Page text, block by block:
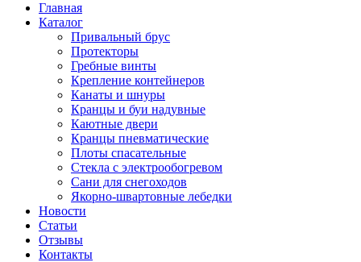
Главная
Каталог
Привальный брус
Протекторы
Гребные винты
Крепление контейнеров
Канаты и шнуры
Кранцы и буи надувные
Каютные двери
Кранцы пневматические
Плоты спасательные
Стекла с электрообогревом
Сани для снегоходов
Якорно-швартовные лебедки
Новости
Статьи
Отзывы
Контакты